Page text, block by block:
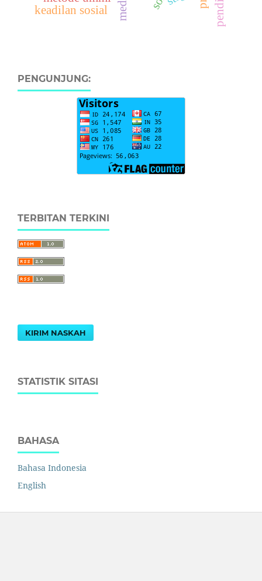
keadilan sosial
PENGUNJUNG:
TERBITAN TERKINI
KIRIM NASKAH
STATISTIK SITASI
BAHASA
Bahasa Indonesia
English